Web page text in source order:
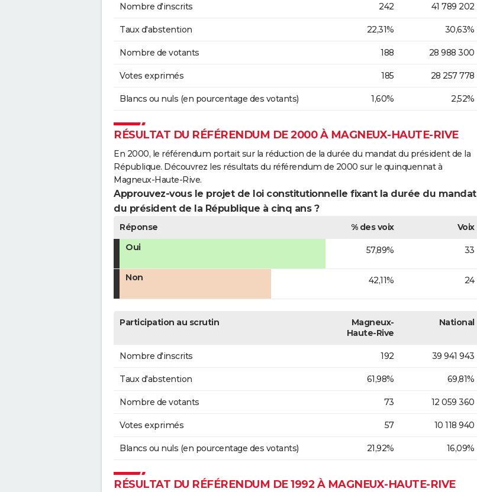
Nombre d'inscrits 242 41 789 202
Taux d'abstention 22,31% 30,63%
Nombre de votants 188 28 988 300
Votes exprimés 185 28 257 778
Blancs ou nuls (en pourcentage des votants) 1,60% 2,52%
RÉSULTAT DU RÉFÉRENDUM DE 2000 À MAGNEUX-HAUTE-RIVE
En 2000, le référendum portait sur la réduction de la durée du mandat du président de la
République. Découvrez les résultats du référendum de 2000 sur le quinquennat à
Magneux-Haute-Rive.
Approuvez-vous le projet de loi constitutionnelle fixant la durée du mandat
du président de la République à cinq ans ?
Réponse % des voix
Voix
Oui
57,89% 33
Non 42,11% 24
Participation au scrutin
Magneux-
Haute-Rive
National
Nombre d'inscrits 192 39 941 943
Taux d'abstention 61,98% 69,81%
Nombre de votants 73 12 059 360
Votes exprimés 57 10 118 940
Blancs ou nuls (en pourcentage des votants) 21,92% 16,09%
RÉSULTAT DU RÉFÉRENDUM DE 1992 À MAGNEUX-HAUTE-RIVE